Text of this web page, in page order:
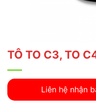
TÔ TO C3, TO
Liên hệ nhận